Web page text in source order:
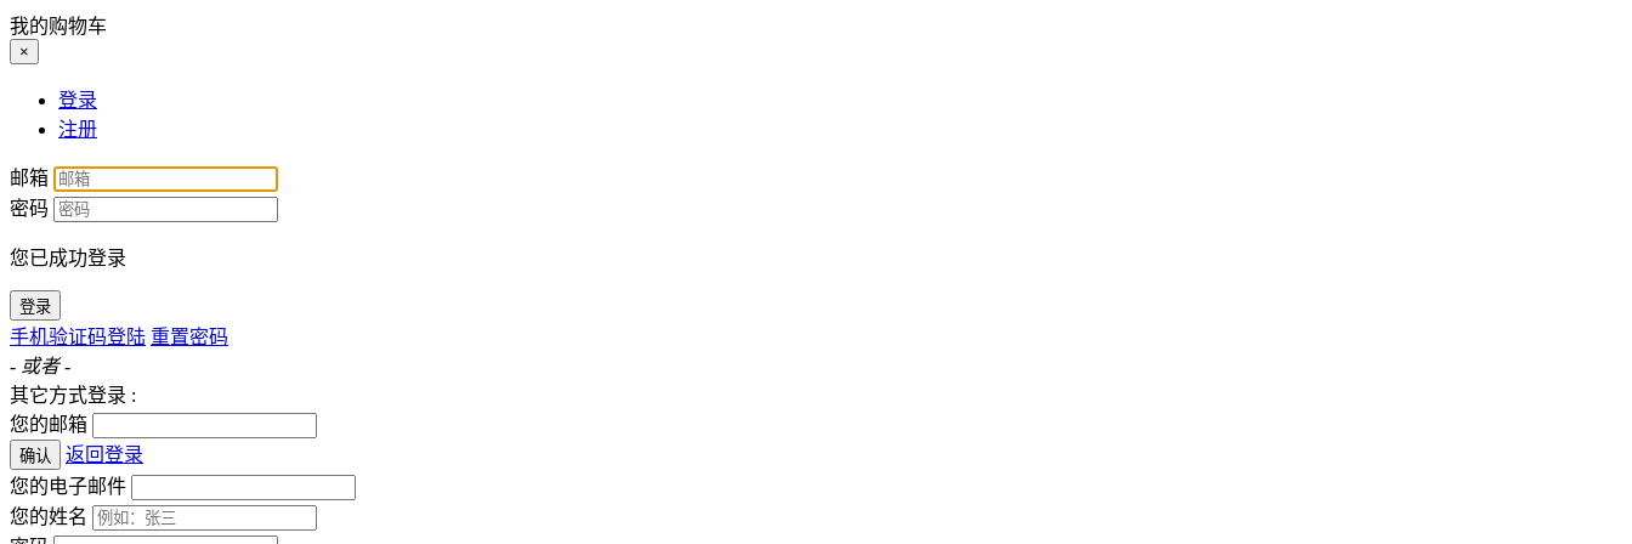
我的购物车
×
登录
注册
邮箱
密码
您已成功登录
登录
手机验证码登陆 重置密码
- 或者 -
其它方式登录 :
您的邮箱
确认
返回登录
您的电子邮件
您的姓名